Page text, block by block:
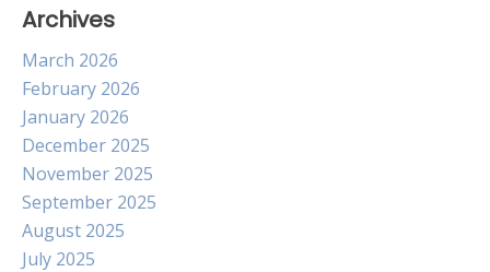
Archives
March 2026
February 2026
January 2026
December 2025
November 2025
September 2025
August 2025
July 2025